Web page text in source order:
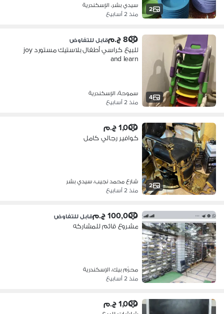
2
سيدي بشر، الإسكندرية
منذ 2 أسابيع
4
800 ج.م قابل للتفاوض
للبيع كراسي أطفال بلاستيك مستورد joy
and learn
سموحة، الإسكندرية
منذ 2 أسابيع
2
1,000 ج.م
كوافير رجالي كامل
شارع محمد نجيب، سيدي بشر
منذ 2 أسابيع
100,000 ج.م قابل للتفاوض
مشروع قائم للمشاركه
محرّم بيك، الإسكندرية
منذ 2 أسابيع
1,000 ج.م